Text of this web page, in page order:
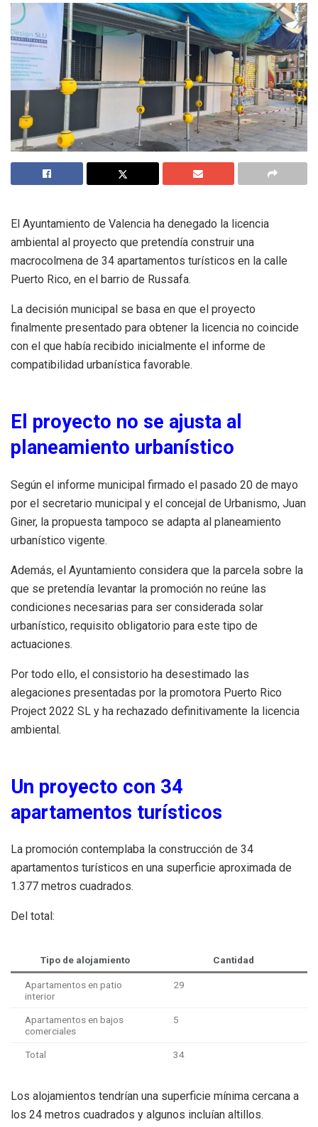
El Ayuntamiento de Valencia ha denegado la licencia
ambiental al proyecto que pretendía construir una
macrocolmena de 34 apartamentos turísticos en la calle
Puerto Rico, en el barrio de Russafa.
La decisión municipal se basa en que el proyecto
finalmente presentado para obtener la licencia no coincide
con el que había recibido inicialmente el informe de
compatibilidad urbanística favorable.
El proyecto no se ajusta al
planeamiento urbanístico
Según el informe municipal firmado el pasado 20 de mayo
por el secretario municipal y el concejal de Urbanismo, Juan
Giner, la propuesta tampoco se adapta al planeamiento
urbanístico vigente.
Además, el Ayuntamiento considera que la parcela sobre la
que se pretendía levantar la promoción no reúne las
condiciones necesarias para ser considerada solar
urbanístico, requisito obligatorio para este tipo de
actuaciones.
Por todo ello, el consistorio ha desestimado las
alegaciones presentadas por la promotora Puerto Rico
Project 2022 SL y ha rechazado definitivamente la licencia
ambiental.
Un proyecto con 34
apartamentos turísticos
La promoción contemplaba la construcción de 34
apartamentos turísticos en una superficie aproximada de
1.377 metros cuadrados.
Del total:
Tipo de alojamiento Cantidad
Apartamentos en patio
interior
29
Apartamentos en bajos
comerciales
5
Total 34
Los alojamientos tendrían una superficie mínima cercana a
los 24 metros cuadrados y algunos incluían altillos.